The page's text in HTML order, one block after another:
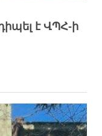
է ՎՊՀ-ի